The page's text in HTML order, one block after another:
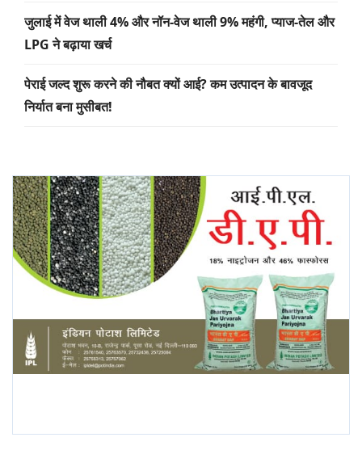
जुलाई में वेज थाली 4% और नॉन-वेज थाली 9% महंगी, प्याज-तेल और
LPG ने बढ़ाया खर्च
पेराई जल्द शुरू करने की नौबत क्यों आई? कम उत्पादन के बावजूद
निर्यात बना मुसीबत!